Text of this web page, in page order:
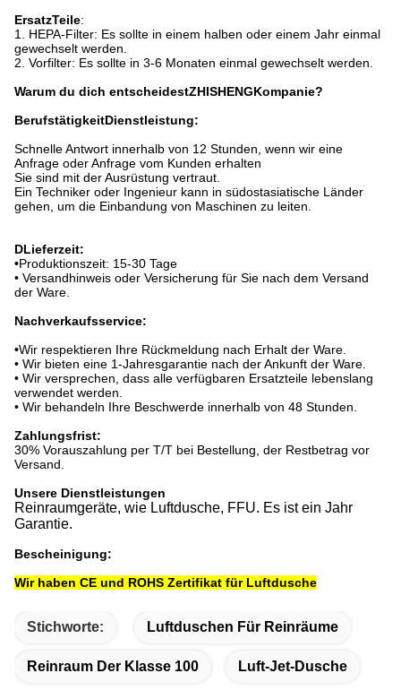
ErsatzTeile:
1. HEPA-Filter: Es sollte in einem halben oder einem Jahr einmal
gewechselt werden.
2. Vorfilter: Es sollte in 3-6 Monaten einmal gewechselt werden.
Warum du dich entscheidestZHISHENGKompanie?
BerufstätigkeitDienstleistung:
Schnelle Antwort innerhalb von 12 Stunden, wenn wir eine
Anfrage oder Anfrage vom Kunden erhalten
Sie sind mit der Ausrüstung vertraut.
Ein Techniker oder Ingenieur kann in südostasiatische Länder
gehen, um die Einbandung von Maschinen zu leiten.
DLieferzeit:
•Produktionszeit: 15-30 Tage
• Versandhinweis oder Versicherung für Sie nach dem Versand
der Ware.
Nachverkaufsservice:
•Wir respektieren Ihre Rückmeldung nach Erhalt der Ware.
• Wir bieten eine 1-Jahresgarantie nach der Ankunft der Ware.
• Wir versprechen, dass alle verfügbaren Ersatzteile lebenslang
verwendet werden.
• Wir behandeln Ihre Beschwerde innerhalb von 48 Stunden.
Zahlungsfrist:
30% Vorauszahlung per T/T bei Bestellung, der Restbetrag vor
Versand.
Unsere Dienstleistungen
Reinraumgeräte, wie Luftdusche, FFU. Es ist ein Jahr
Garantie.
Bescheinigung:
Wir haben CE und ROHS Zertifikat für Luftdusche
Stichworte: Luftduschen Für Reinräume
Reinraum Der Klasse 100 Luft-Jet-Dusche